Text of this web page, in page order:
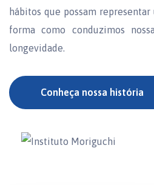
hábitos que possam
forma como conduzimos
longevidade.
Conheça nossa história